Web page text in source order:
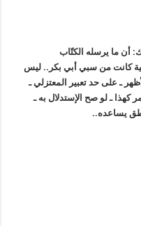
أن ما يرسله الكتّاب
كانت من سبي أبي بكر.. ليس
ـ على حد تعبير المعتزلي ـ
كهذا ـ لو صح الإستدلال به ـ
يساعده..